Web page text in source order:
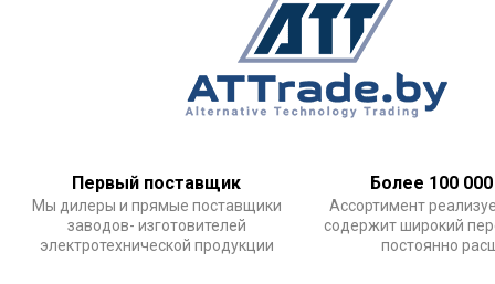
Первый поставщик
Мы дилеры и прямые поставщики
заводов- изготовителей
электротехнической продукции
Более 100
Ассортимент
содержит широкий
постоянно